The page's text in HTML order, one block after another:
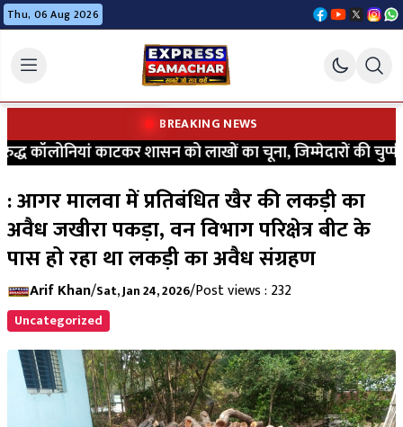
Thu, 06 Aug 2026
BREAKING NEWS
काटकर शासन को लाखों का चूना, जिम्मेदारों की चुप्पी
: आगर मालवा में प्रतिबंधित खैर की लकड़ी का
अवैध जखीरा पकड़ा, वन विभाग परिक्षेत्र बीट के
पास हो रहा था लकड़ी का अवैध संग्रहण
Arif Khan/Sat, Jan 24, 2026/Post views : 232
Uncategorized